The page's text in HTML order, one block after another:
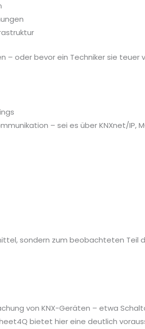
– oder bevor ein Techniker sie teuer
– sei es über KNXnet/IP,
sondern zum beobachteten Teil
von KNX-Geräten – etwa
bietet hier eine deutlich